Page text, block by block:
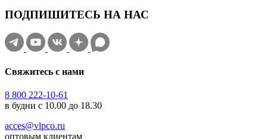
ПОДПИШИТЕСЬ НА НАС
Свяжитесь с нами
8 800 222-10-61
в будни с 10.00 до 18.30
acces@vlpco.ru
оптовым клиентам